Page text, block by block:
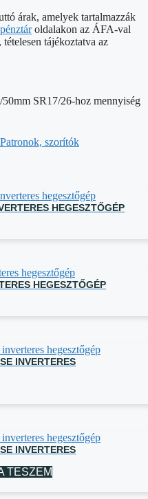
árak, amelyek tartalmazzák
pénztároldalakon az ÁFA-val
tájékoztatva az
SR17/26-hoz mennyiség
Patronok, szorítók
HEGESZTŐGÉP
HEGESZTŐGÉP
INVERTERES
INVERTERES
TESZEM